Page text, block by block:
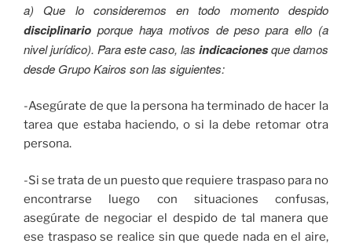
a) Que lo consideremos en todo momento despido
disciplinario porque haya motivos de peso para ello (a
nivel jurídico). Para este caso, las indicacionesque damos
desde Grupo Kairos son las siguientes:
-Asegúrate de que la persona ha terminado de hacer la
tarea que estaba haciendo, o si la debe retomar otra
persona.
-Si se trata de un puesto que requiere traspaso para no
encontrarse luego con situaciones confusas,
asegúrate de negociar el despido de tal manera que
ese traspaso se realice sin que quede nada en el aire,